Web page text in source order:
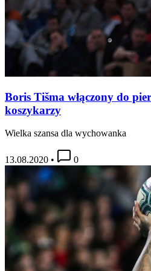
Boris Tišma włączony do
koszykarzy
Wielka szansa dla wychowanka
13.08.2020 • 0